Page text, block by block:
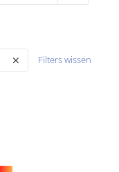
Filters wissen